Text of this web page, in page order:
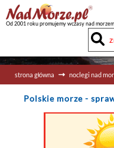
Od 2001 roku promujemy wczasy nad morzem
strona główna noclegi nad
Polskie morze -